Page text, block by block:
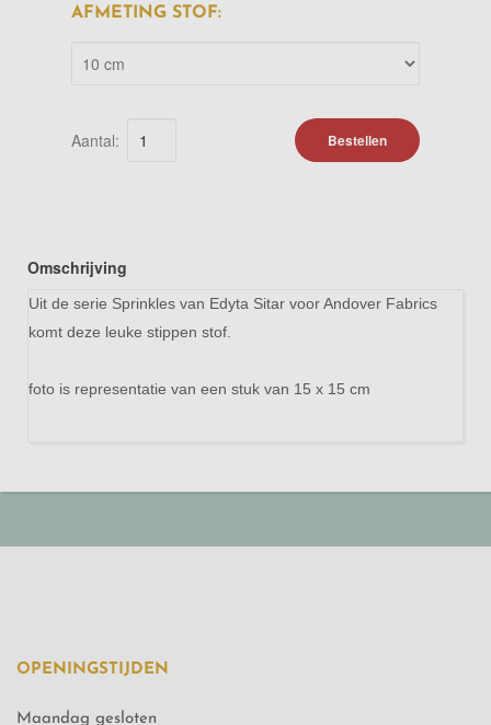
AFMETING STOF:
Aantal: Bestellen
Omschrijving
Uit de serie Sprinkles van Edyta Sitar voor Andover Fabrics
komt deze leuke stippen stof.
foto is representatie van een stuk van 15 x 15 cm
OPENINGSTIJDEN
Maandag gesloten